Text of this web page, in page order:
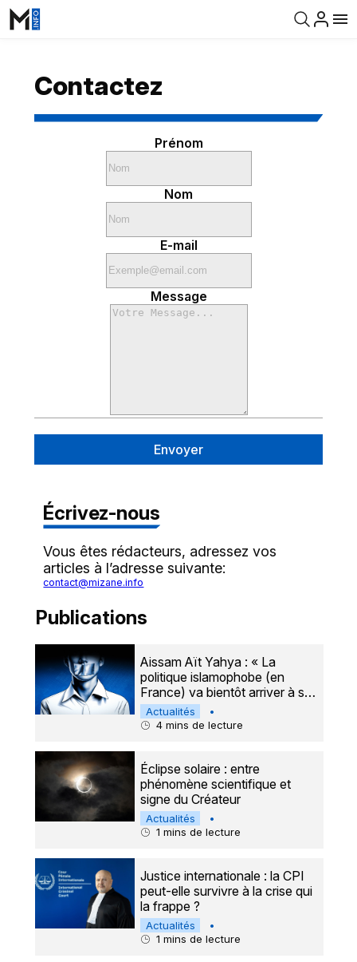
Contactez
Prénom
Nom
E-mail
Message
Envoyer
Écrivez-nous
Vous êtes rédacteurs, adressez vos
articles à l’adresse suivante:
contact@mizane.info
Publications
Aissam Aït Yahya : « La
politique islamophobe (en
France) va bientôt arriver à sa
limite »
Actualités
•
4mins de lecture
Éclipse solaire : entre
phénomène scientifique et
signe du Créateur
Actualités
•
1 mins de lecture
Justice internationale : la CPI
peut-elle survivre à la crise qui
la frappe ?
Actualités
•
1 mins de lecture